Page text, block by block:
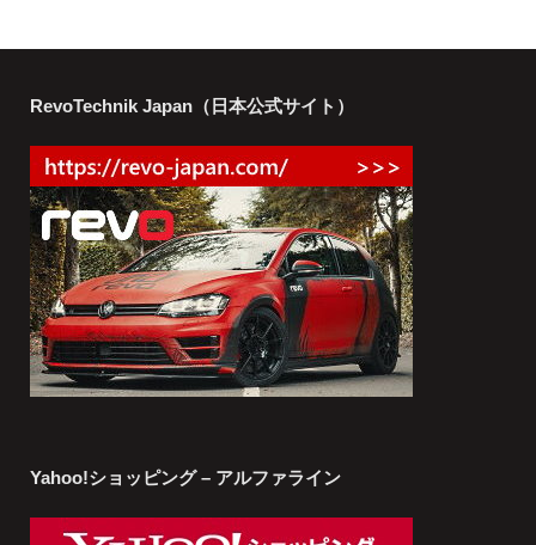
RevoTechnik Japan（日本公式サイト）
Yahoo!ショッピング – アルファライン